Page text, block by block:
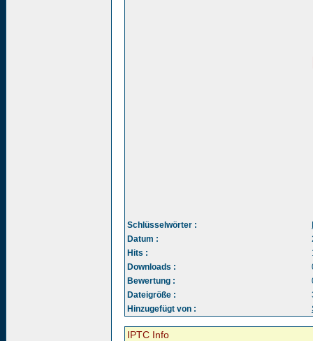
Schlüsselwörter :
Datum :
Hits :
Downloads :
Bewertung :
Dateigröße :
Hinzugefügt von :
IPTC Info